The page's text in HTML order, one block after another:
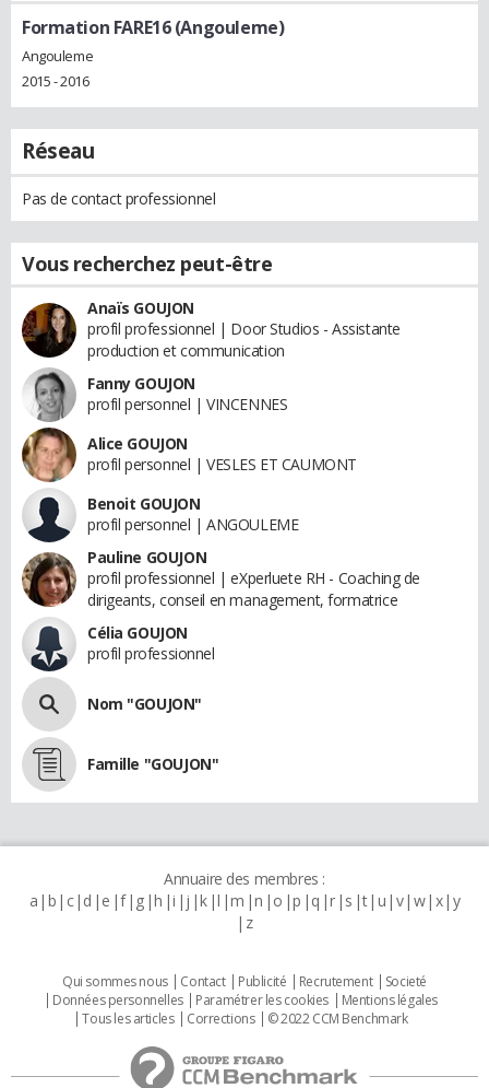
Formation FARE16 (Angouleme)
Angouleme
2015 - 2016
Réseau
Pas de contact professionnel
Vous recherchez peut-être
Anaïs GOUJON
profil professionnel | Door Studios - Assistante
production et communication
Fanny GOUJON
profil personnel | VINCENNES
Alice GOUJON
profil personnel | VESLES ET CAUMONT
Benoit GOUJON
profil personnel | ANGOULEME
Pauline GOUJON
profil professionnel | eXperluete RH - Coaching de
dirigeants, conseil en management, formatrice
Célia GOUJON
profil professionnel
Nom "GOUJON"
Famille "GOUJON"
Annuaire des membres :
a b c d e f g h i j k l m n o p q r s t u v w x y
z
Qui sommes nous Contact Publicité Recrutement
Societé
Données personnelles
Paramétrer les cookies
Mentions légales
Tous les articles
Corrections © 2022 CCM Benchmark